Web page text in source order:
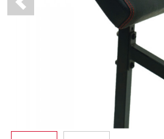
Previous